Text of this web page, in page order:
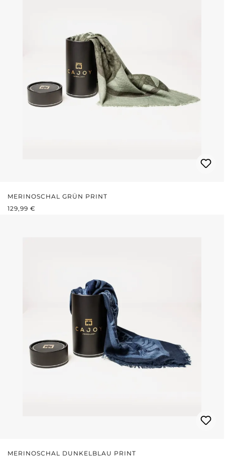
MERINOSCHAL GRÜN PRINT
REGULÄRER PREIS:
129,99 €
MERINOSCHAL DUNKELBLAU PRINT